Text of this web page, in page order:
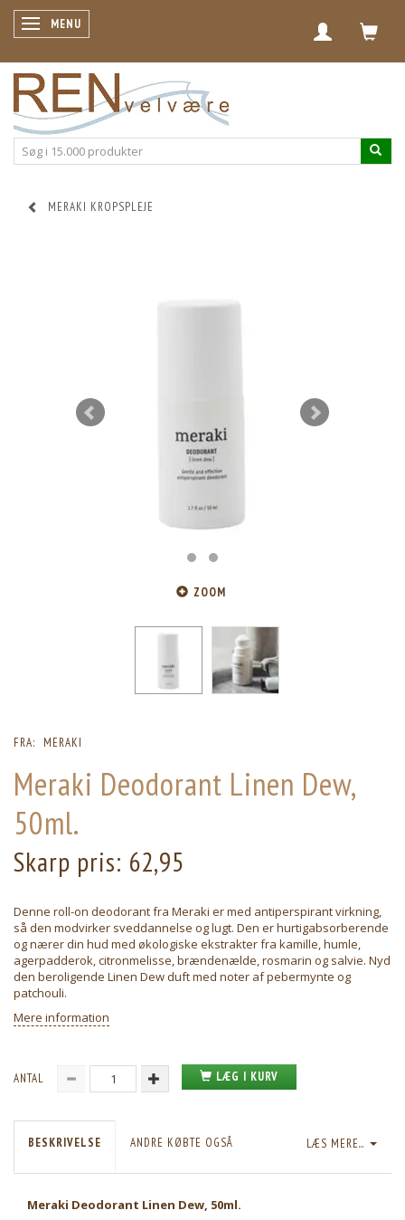
SKIFTE NAVIGATION
MENU
MERAKI KROPSPLEJE
ZOOM
FRA: MERAKI
Meraki Deodorant Linen Dew,
50ml.
Skarp pris: 62,95
Denne roll-on deodorant fra Meraki er med antiperspirant virkning,
så den modvirker sveddannelse og lugt. Den er hurtigabsorberende
og nærer din hud med økologiske ekstrakter fra kamille, humle,
agerpadderok, citronmelisse, brændenælde, rosmarin og salvie. Nyd
den beroligende Linen Dew duft med noter af pebermynte og
patchouli.
Mere information
ANTAL LÆG I KURV
LÆS MERE...
BESKRIVELSE ANDRE KØBTE OGSÅ
Meraki Deodorant Linen Dew, 50ml.